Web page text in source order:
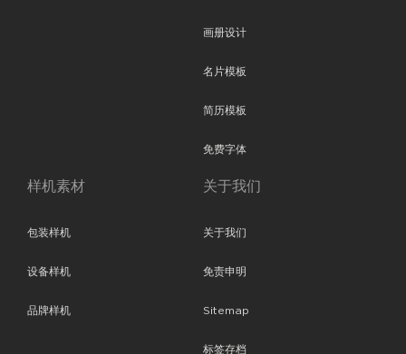
画册设计
名片模板
简历模板
免费字体
样机素材
包装样机
设备样机
品牌样机
关于我们
关于我们
免责申明
Sitemap
标签存档